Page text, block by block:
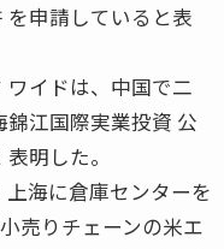
申請していると表
イドは、中国で二
江国際実業投資 公
明した。
海に倉庫センターを
売りチェーンの米エ